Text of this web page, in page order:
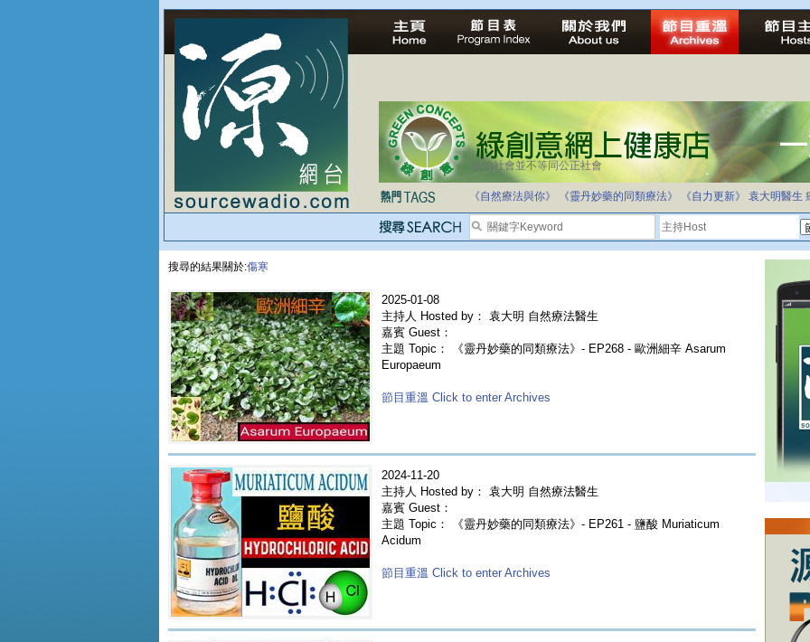
法治社會並不等同公正社會
自家教育合法化-推動多元化教育，全民學卷制
《自然療法與你》
《靈丹妙藥的同類療法》 《自力更新》 袁大明醫生
搜尋的結果關於:傷寒
2025-01-08
主持人 Hosted by： 袁大明 自然療法醫生
嘉賓 Guest：
主題 Topic： 《靈丹妙藥的同類療法》- EP268 - 歐洲細辛 Asarum
Europaeum
節目重溫 Click to enter Archives
2024-11-20
主持人 Hosted by： 袁大明 自然療法醫生
嘉賓 Guest：
主題 Topic： 《靈丹妙藥的同類療法》- EP261 - 鹽酸 Muriaticum
Acidum
節目重溫 Click to enter Archives